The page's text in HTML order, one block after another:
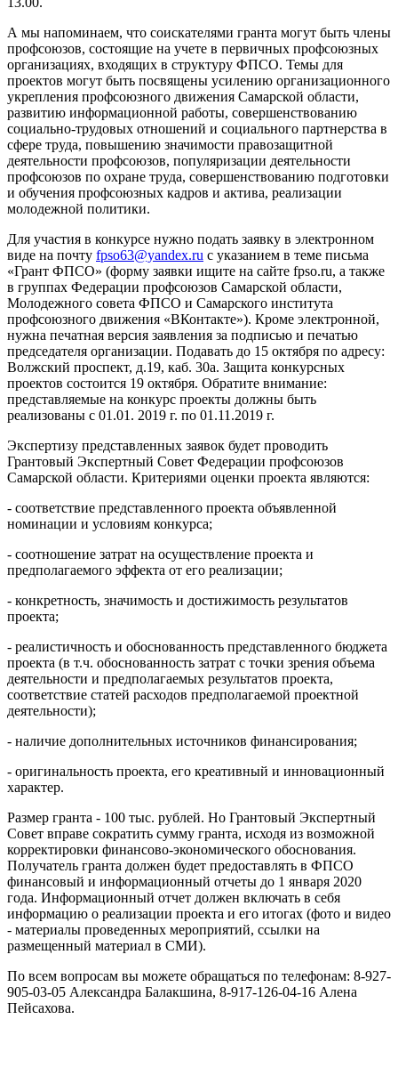
А мы напоминаем, что соискателями гранта могут быть члены
профсоюзов, состоящие на учете в первичных профсоюзных
организациях, входящих в структуру ФПСО. Темы для
проектов могут быть посвящены усилению организационного
укрепления профсоюзного движения Самарской области,
развитию информационной работы, совершенствованию
социально-трудовых отношений и социального партнерства в
сфере труда, повышению значимости правозащитной
деятельности профсоюзов, популяризации деятельности
профсоюзов по охране труда, совершенствованию подготовки
и обучения профсоюзных кадров и актива, реализации
молодежной политики.
Для участия в конкурсе нужно подать заявку в электронном
виде на почту fpso63@yandex.ru с указанием в теме письма
«Грант ФПСО» (форму заявки ищите на сайте fpso.ru, а также
в группах Федерации профсоюзов Самарской области,
Молодежного совета ФПСО и Самарского института
профсоюзного движения «ВКонтакте»). Кроме электронной,
нужна печатная версия заявления за подписью и печатью
председателя организации. Подавать до 15 октября по адресу:
Волжский проспект, д.19, каб. 30а. Защита конкурсных
проектов состоится 19 октября. Обратите внимание:
представляемые на конкурс проекты должны быть
реализованы с 01.01. 2019 г. по 01.11.2019 г.
Экспертизу представленных заявок будет проводить
Грантовый Экспертный Совет Федерации профсоюзов
Самарской области. Критериями оценки проекта являются:
- соответствие представленного проекта объявленной
номинации и условиям конкурса;
- соотношение затрат на осуществление проекта и
предполагаемого эффекта от его реализации;
- конкретность, значимость и достижимость результатов
проекта;
- реалистичность и обоснованность представленного бюджета
проекта (в т.ч. обоснованность затрат с точки зрения объема
деятельности и предполагаемых результатов проекта,
соответствие статей расходов предполагаемой проектной
деятельности);
- наличие дополнительных источников финансирования;
- оригинальность проекта, его креативный и инновационный
характер.
Размер гранта - 100 тыс. рублей. Но Грантовый Экспертный
Совет вправе сократить сумму гранта, исходя из возможной
корректировки финансово-экономического обоснования.
Получатель гранта должен будет предоставлять в ФПСО
финансовый и информационный отчеты до 1 января 2020
года. Информационный отчет должен включать в себя
информацию о реализации проекта и его итогах (фото и видео
- материалы проведенных мероприятий, ссылки на
размещенный материал в СМИ).
По всем вопросам вы можете обращаться по телефонам: 8-927-
905-03-05 Александра Балакшина, 8-917-126-04-16 Алена
Пейсахова.